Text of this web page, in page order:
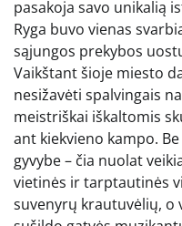
pasakoja savo unikalią
Ryga buvo vienas
sąjungos prekybos
Vaikštant šioje miesto
nesižavėti spalvingais
meistriškai iškaltomis
ant kiekvieno kampo.
gyvybe – čia nuolat
vietinės ir tarptautinės
suvenyrų krautuvėlių, o